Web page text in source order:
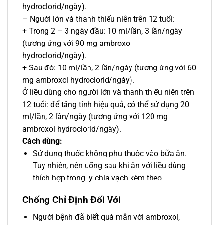
hydroclorid/ngày).
– Người lớn và thanh thiếu niên trên 12 tuổi:
+ Trong 2 – 3 ngày đầu: 10 ml/lần, 3 lần/ngày
(tương ứng với 90 mg ambroxol
hydroclorid/ngày).
+ Sau đó: 10 ml/lần, 2 lần/ngày (tương ứng với 60
mg ambroxol hydroclorid/ngày).
Ở liều dùng cho người lớn và thanh thiếu niên trên
12 tuổi: để tăng tính hiệu quả, có thể sử dụng 20
ml/lần, 2 lần/ngày (tương ứng với 120 mg
ambroxol hydroclorid/ngày).
Cách dùng:
Sử dụng thuốc không phụ thuộc vào bữa ăn.
Tuy nhiên, nên uống sau khi ăn với liều dùng
thích hợp trong ly chia vạch kèm theo.
Chống Chỉ Định Đối Với
Người bệnh đã biết quá mẫn với ambroxol,